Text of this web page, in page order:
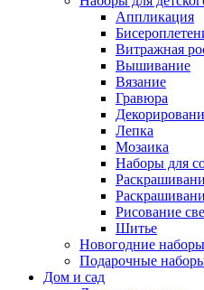
Аппликация
Витражная
Вышивание
Вязание
Гравюра
Лепка
Мозаика
Наборы для
Рисование
Шитье
Новогодние наборы
Подарочные
Дом и сад